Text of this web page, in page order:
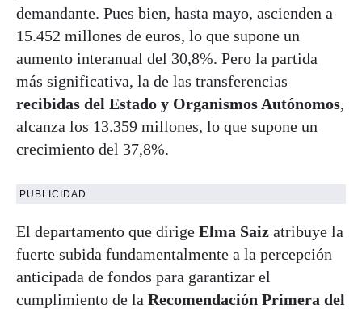
demandante. Pues bien, hasta mayo, ascienden a
15.452 millones de euros, lo que supone un
aumento interanual del 30,8%. Pero la partida
más significativa, la de las transferencias
recibidas del Estado y Organismos Autónomos,
alcanza los 13.359 millones, lo que supone un
crecimiento del 37,8%.
PUBLICIDAD
El departamento que dirige Elma Saiz atribuye la
fuerte subida fundamentalmente a la percepción
anticipada de fondos para garantizar el
cumplimiento de la Recomendación Primera del